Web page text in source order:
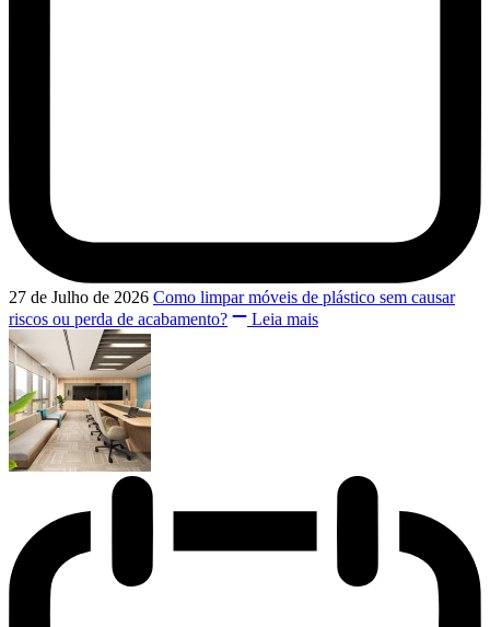
27 de Julho de 2026 Como limpar móveis de plástico sem causar
riscos ou perda de acabamento?
Leia mais